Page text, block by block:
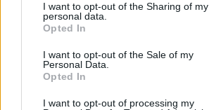
I want to opt-out of the Sharing of my
personal data.
Opted In
I want to opt-out of the Sale of my
Personal Data.
Opted In
I want to opt-out of processing my